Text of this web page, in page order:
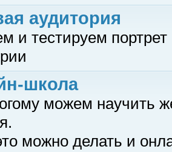
аудитория
и тестируем
школа
можем научить
можно делать и